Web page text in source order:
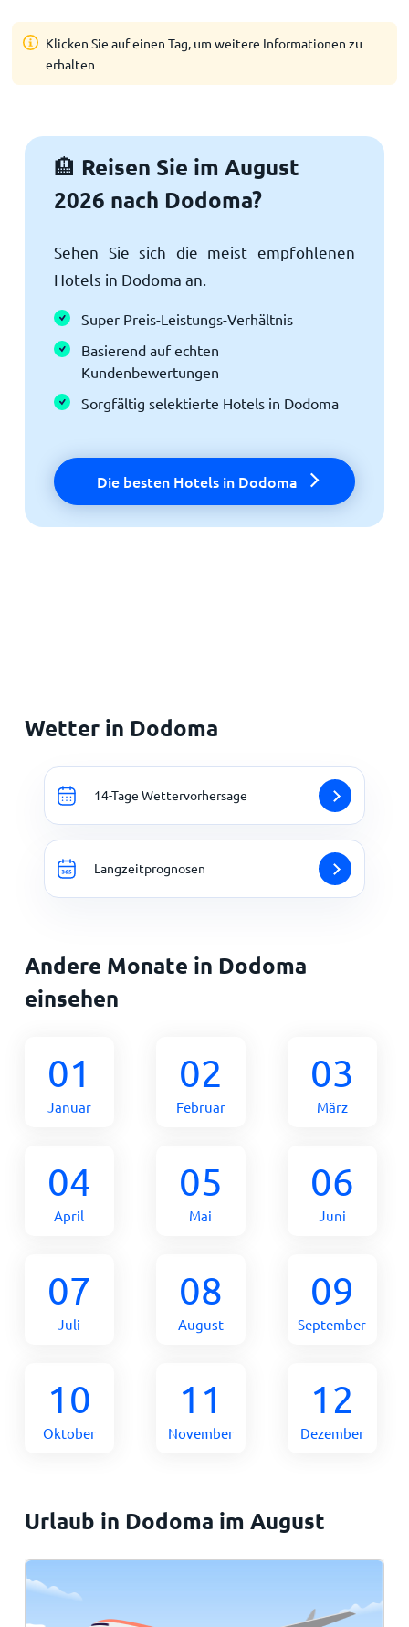
Klicken Sie auf einen Tag, um weitere Informationen zu
erhalten
🏨 Reisen Sie im August
2026 nach Dodoma?
Sehen Sie sich die meist empfohlenen
Hotels in Dodoma an.
Super Preis-Leistungs-Verhältnis
Basierend auf echten
Kundenbewertungen
Sorgfältig selektierte Hotels in Dodoma
Die besten Hotels in Dodoma
Wetter in Dodoma
14-Tage Wettervorhersage
Langzeitprognosen
Andere Monate in Dodoma
einsehen
01
Januar
02
Februar
03
März
04
April
05
Mai
06
Juni
07
Juli
08
August
09
September
10
Oktober
11
November
12
Dezember
Urlaub in Dodoma im August